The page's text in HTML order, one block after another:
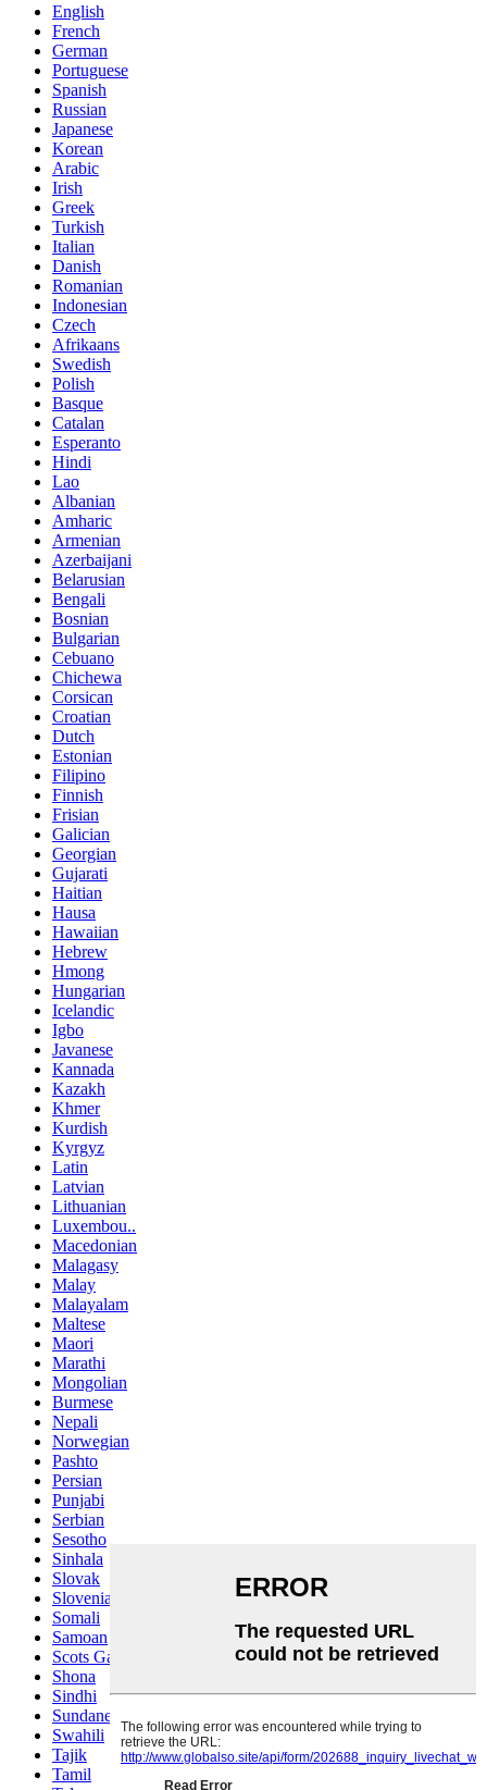
English
French
German
Portuguese
Spanish
Russian
Japanese
Korean
Arabic
Irish
Greek
Turkish
Italian
Danish
Romanian
Indonesian
Czech
Afrikaans
Swedish
Polish
Basque
Catalan
Esperanto
Hindi
Lao
Albanian
Amharic
Armenian
Azerbaijani
Belarusian
Bengali
Bosnian
Bulgarian
Cebuano
Chichewa
Corsican
Croatian
Dutch
Estonian
Filipino
Finnish
Frisian
Galician
Georgian
Gujarati
Haitian
Hausa
Hawaiian
Hebrew
Hmong
Hungarian
Icelandic
Igbo
Javanese
Kannada
Kazakh
Khmer
Kurdish
Kyrgyz
Latin
Latvian
Lithuanian
Luxembou..
Macedonian
Malagasy
Malay
Malayalam
Maltese
Maori
Marathi
Mongolian
Burmese
Nepali
Norwegian
Pashto
Persian
Punjabi
Serbian
Sesotho
Sinhala
Slovak
Slovenian
Somali
Samoan
Scots Gaelic
Shona
Sindhi
Sundanese
Swahili
Tajik
Tamil